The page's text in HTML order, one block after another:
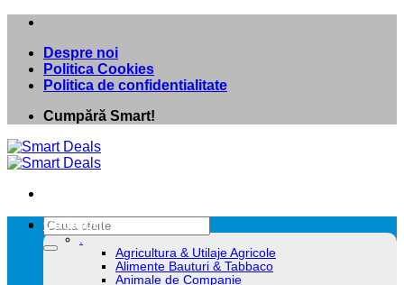
Skip
contentDespre noi
Politica Cookies
Politica de confidentialitate
Cumpără Smart!
Caută
după:
Categorii
.
Agricultura & Utilaje Agricole
Alimente Bauturi & Tabbaco
Animale de Companie